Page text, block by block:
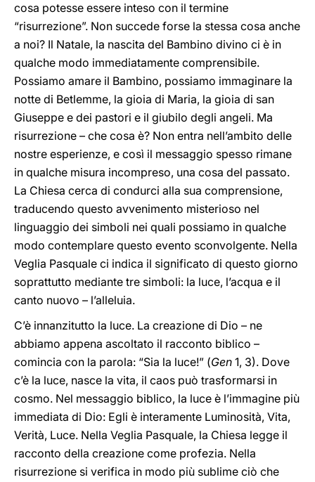
cosa potesse essere inteso con il termine
“risurrezione”. Non succede forse la stessa cosa anche
a noi? Il Natale, la nascita del Bambino divino ci è in
qualche modo immediatamente comprensibile.
Possiamo amare il Bambino, possiamo immaginare la
notte di Betlemme, la gioia di Maria, la gioia di san
Giuseppe e dei pastori e il giubilo degli angeli. Ma
risurrezione – che cosa è? Non entra nell’ambito delle
nostre esperienze, e così il messaggio spesso rimane
in qualche misura incompreso, una cosa del passato.
La Chiesa cerca di condurci alla sua comprensione,
traducendo questo avvenimento misterioso nel
linguaggio dei simboli nei quali possiamo in qualche
modo contemplare questo evento sconvolgente. Nella
Veglia Pasquale ci indica il significato di questo giorno
soprattutto mediante tre simboli: la luce, l’acqua e il
canto nuovo – l’alleluia.
C’è innanzitutto la luce. La creazione di Dio – ne
abbiamo appena ascoltato il racconto biblico –
comincia con la parola: “Sia la luce!” (Gen 1, 3). Dove
c’è la luce, nasce la vita, il caos può trasformarsi in
cosmo. Nel messaggio biblico, la luce è l’immagine più
immediata di Dio: Egli è interamente Luminosità, Vita,
Verità, Luce. Nella Veglia Pasquale, la Chiesa legge il
racconto della creazione come profezia. Nella
risurrezione si verifica in modo più sublime ciò che